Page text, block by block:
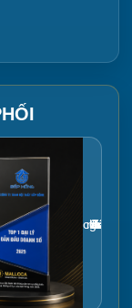
Gắn link ảnh giấy chứng nhận tại đây